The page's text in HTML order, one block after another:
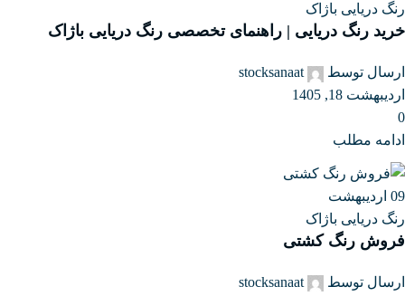
رنگ دریایی باژاک
خرید رنگ دریایی | راهنمای تخصصی رنگ دریایی باژاک
ارسال توسط
stocksanaat
اردیبهشت 18, 1405
0
ادامه مطلب
09 اردیبهشت
رنگ دریایی باژاک
فروش رنگ کشتی
ارسال توسط
stocksanaat